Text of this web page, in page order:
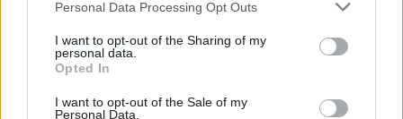
Personal Data Processing Opt Outs
I want to opt-out of the Sharing of my
personal data.
Opted In
I want to opt-out of the Sale of my
Personal Data.